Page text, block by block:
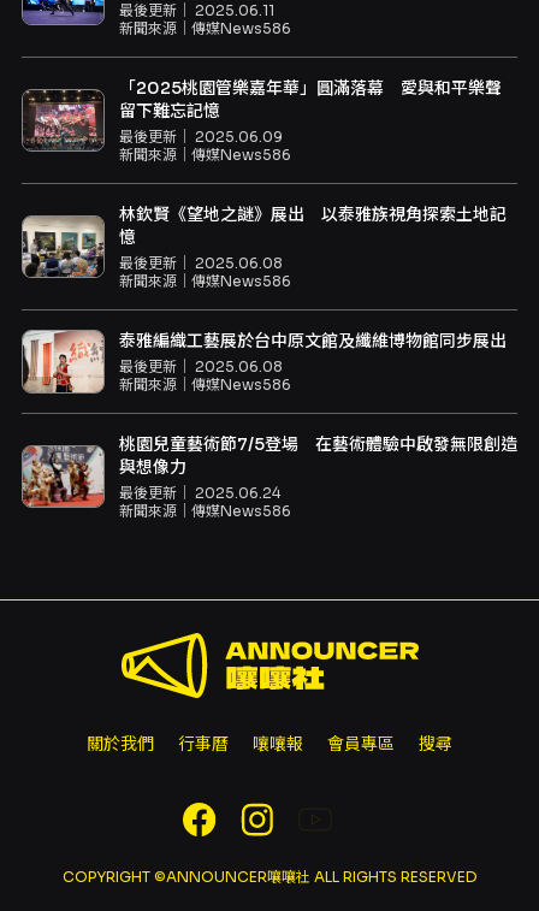
最後更新｜ 2025.06.11
新聞來源｜ 傳媒News586
「2025桃園管樂嘉年華」圓滿落幕 愛與和平樂聲
留下難忘記憶
最後更新｜ 2025.06.09
新聞來源｜ 傳媒News586
林欽賢《望地之謎》展出 以泰雅族視角探索土地記
憶
最後更新｜ 2025.06.08
新聞來源｜ 傳媒News586
泰雅編織工藝展於台中原文館及纖維博物館同步展出
最後更新｜ 2025.06.08
新聞來源｜ 傳媒News586
桃園兒童藝術節7/5登場 在藝術體驗中啟發無限創造
與想像力
最後更新｜ 2025.06.24
新聞來源｜ 傳媒News586
關於我們 行事曆 嚷嚷報 會員專區 搜尋
COPYRIGHT ©ANNOUNCER嚷嚷社 ALL RIGHTS RESERVED